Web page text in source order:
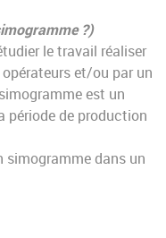
?)
le travail réaliser
et/ou par un
est un
période de production
simogramme dans un